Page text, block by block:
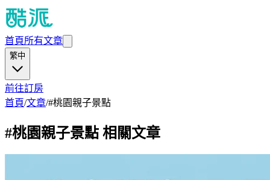
首頁所有文章
繁中
前往訂房
首頁/文章/#桃園親子景點
#桃園親子景點 相關文章